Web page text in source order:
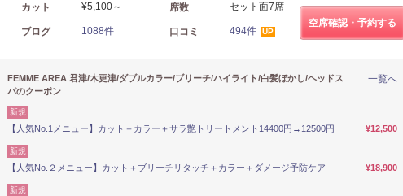
カット ¥5,100～ 席数 セット面7席
ブログ 1088件 口コミ 494件 UP
空席確認・予約する
FEMME AREA 君津/木更津/ダブルカラー/ブリーチ/ハイライト/白髪ぼかし/ヘッドス
パのクーポン
一覧へ
新規
【人気No.1メニュー】カット＋カラー＋サラ艶トリートメント14400円→12500円 ¥12,500
新規
【人気No.２メニュー】カット＋ブリーチリタッチ＋カラー＋ダメージ予防ケア ¥18,900
新規